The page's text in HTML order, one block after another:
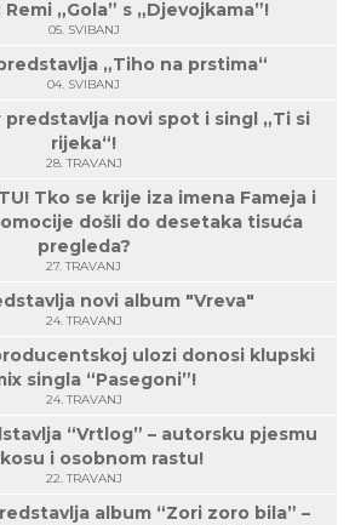
Remi „Gola” s „Djevojkama”!
05. SVIBANJ
„Tiho na prstima“
04. SVIBANJ
predstavlja novi spot i singl „Ti si
rijeka“!
28. TRAVANJ
Tko se krije iza imena Fameja i
došli do desetaka tisuća
pregleda?
27. TRAVANJ
novi album "Vreva"
24. TRAVANJ
ulozi donosi klupski
singla “Pasegoni”!
24. TRAVANJ
“Vrtlog” – autorsku pjesmu
i osobnom rastu!
22. TRAVANJ
album “Zori zoro bila” –